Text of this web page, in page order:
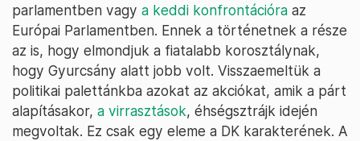
parlamentben vagy a keddi konfrontációra az
Európai Parlamentben. Ennek a történetnek a része
az is, hogy elmondjuk a fiatalabb korosztálynak,
hogy Gyurcsány alatt jobb volt. Visszaemeltük a
politikai palettánkba azokat az akciókat, amik a párt
alapításakor, a virrasztások, éhségsztrájk idején
megvoltak. Ez csak egy eleme a DK karakterének. A